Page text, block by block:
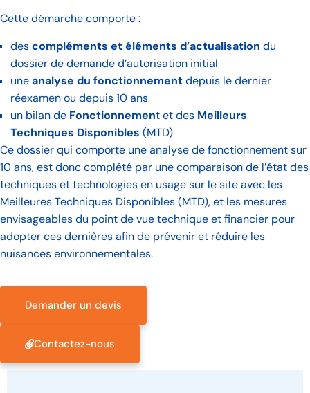
Cette démarche comporte :
descompléments et éléments d’actualisation du
dossier de demande d’autorisation initial
uneanalyse du fonctionnementdepuis le dernier
réexamen ou depuis 10 ans
un bilan de Fonctionnement et des Meilleurs
Techniques Disponibles (MTD)
Ce dossier qui comporte une analyse de fonctionnement sur
10 ans, est donc complété par une comparaison de l’état des
techniques et technologies en usage sur le site avec les
Meilleures Techniques Disponibles (MTD), et les mesures
envisageables du point de vue technique et financier pour
adopter ces dernières afin de prévenir et réduire les
nuisances environnementales.
Demander un devis
Contactez-nous